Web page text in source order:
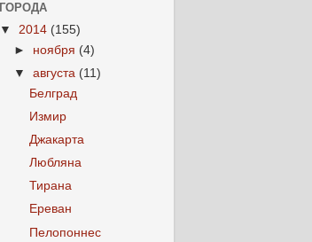
ГОРОДА
▼ 2014 (155)
► ноября (4)
▼августа (11)
Белград
Измир
Джакарта
Любляна
Тирана
Ереван
Пелопоннес